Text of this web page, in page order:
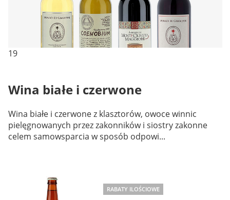
19
Wina białe i czerwone
Wina białe i czerwone z klasztorów, owoce winnic
pielęgnowanych przez zakonników i siostry zakonne
celem samowsparcia w sposób odpowi...
RABATY ILOŚCIOWE